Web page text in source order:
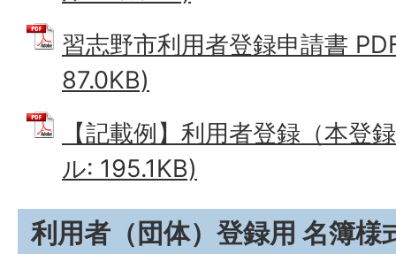
習志野市利用者登録申請書
87.0KB)
【記載例】利用者登録（本登
ル: 195.1KB)
利用者（団体）登録用 名簿様